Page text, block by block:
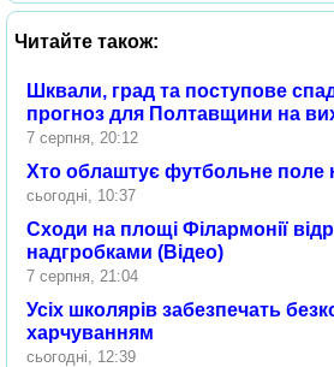
Читайте також:
Шквали, град та поступове
прогноз для Полтавщини на
7 серпня, 20:12
Хто облаштує футбольне поле
сьогодні, 10:37
Сходи на площі Філармонії
надгробками (Відео)
7 серпня, 21:04
Усіх школярів забезпечать
харчуванням
сьогодні, 12:39